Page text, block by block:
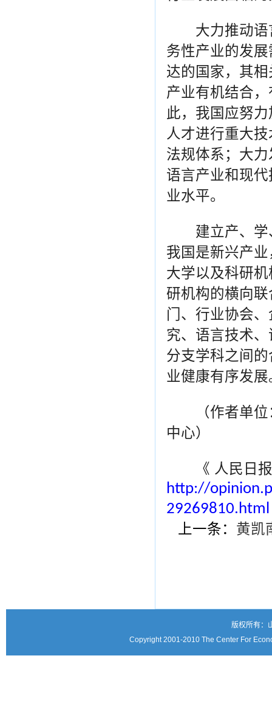
大力推动语言
务性产业的发
达的国家，其
产业有机结合
此，我国应努
人才进行重大
法规体系；大
语言产业和现
业水平。
建立产、学、
我国是新兴产
大学以及科研
研机构的横向
门、行业协会
究、语言技术
分支学科之间
业健康有序发展
（作者单位：
中心）
《 人民日报
http://
29269810.html
上一条： 黄凯
版权所有：
Copyright 2001-2010 The Center For